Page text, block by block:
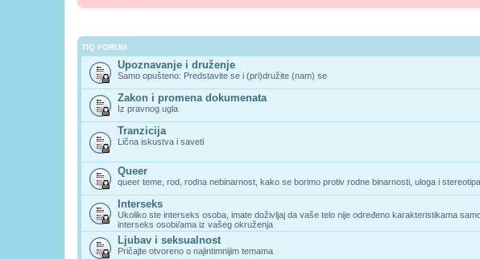
TIQ FORUM
Upoznavanje i druženje
Samo opušteno: Predstavite se i (pri)družite (nam) se
Zakon i promena dokumenata
Iz pravnog ugla
Tranzicija
Lična iskustva i saveti
Queer
queer teme, rod, rodna nebinarnost, kako se borimo protiv rodne binarnosti, uloga i
Interseks
Ukoliko ste interseks osoba, imate doživljaj da vaše telo nije određeno karakteristikama
interseks osobi/ama iz vašeg okruženja
Ljubav i seksualnost
Pričajte otvoreno o najintimnijim temama